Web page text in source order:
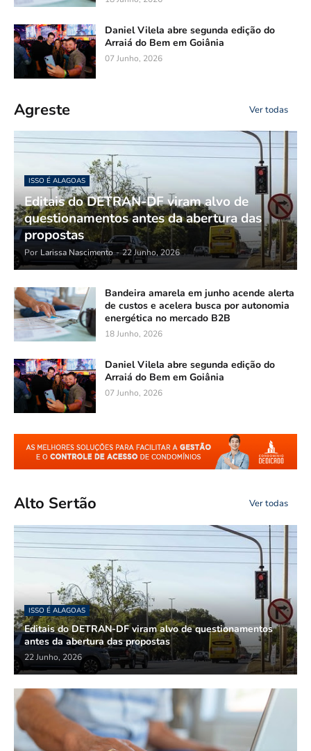
Daniel Vilela abre segunda edição do
Arraiá do Bem em Goiânia
07 Junho, 2026
Agreste Ver todas
ISSO É ALAGOAS
Editais do DETRAN-DF viram alvo de
questionamentos antes da abertura das
propostas
Por Larissa Nascimento - 22 Junho, 2026
Bandeira amarela em junho acende alerta
de custos e acelera busca por autonomia
energética no mercado B2B
18 Junho, 2026
Daniel Vilela abre segunda edição do
Arraiá do Bem em Goiânia
07 Junho, 2026
Alto Sertão Ver todas
ISSO É ALAGOAS
Editais do DETRAN-DF viram alvo de questionamentos
antes da abertura das propostas
22 Junho, 2026